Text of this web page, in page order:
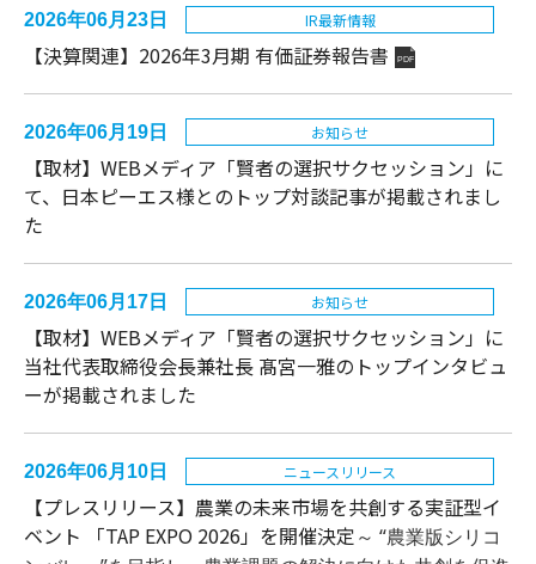
2026年06月23日 IR最新情報
【決算関連】2026年3月期 有価証券報告書 PDF
2026年06月19日 お知らせ
【取材】WEBメディア「賢者の選択サクセッション」に
て、日本ピーエス様とのトップ対談記事が掲載されまし
た
2026年06月17日 お知らせ
【取材】WEBメディア「賢者の選択サクセッション」に
当社代表取締役会長兼社長 髙宮一雅のトップインタビュ
ーが掲載されました
2026年06月10日 ニュースリリース
【プレスリリース】 農業の未来市場を共創する実証型イ
ベント 「TAP EXPO 2026」を開催決定～ “農業版シリコ